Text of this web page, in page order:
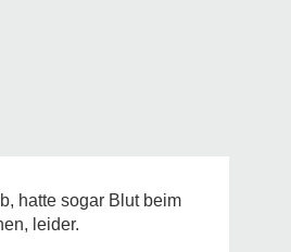
hatte sogar Blut beim
leider.